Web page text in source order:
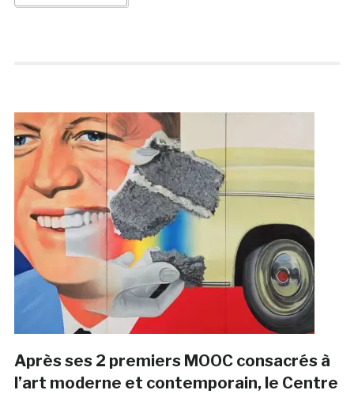
Après ses 2 premiers MOOC consacrés à
l’art moderne et contemporain, le Centre